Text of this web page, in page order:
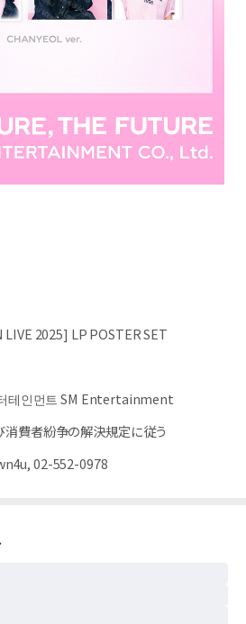
LIVE 2025] LP POSTER SET
테인먼트 SM Entertainment
消費者紛争の解決規定に従う
02-552-0978